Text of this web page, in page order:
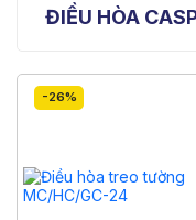
ĐIỀU HÒA
-26%